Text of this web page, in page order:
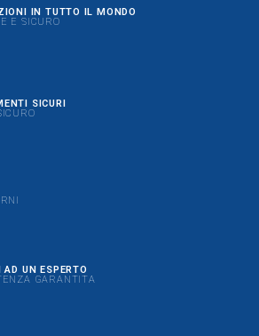
IN TUTTO IL MONDO
E SICURO
SICURI
AD UN ESPERTO
GARANTITA